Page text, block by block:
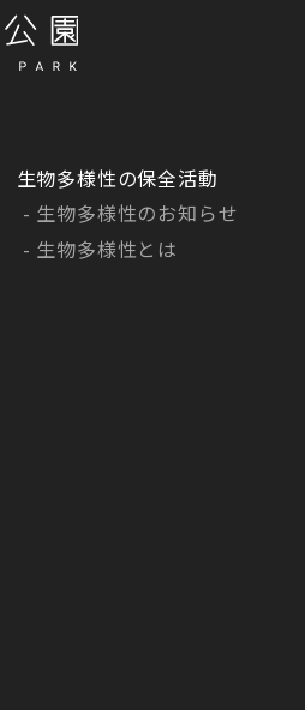
生物多様性の保全活動
生物多様性のお知らせ
生物多様性とは